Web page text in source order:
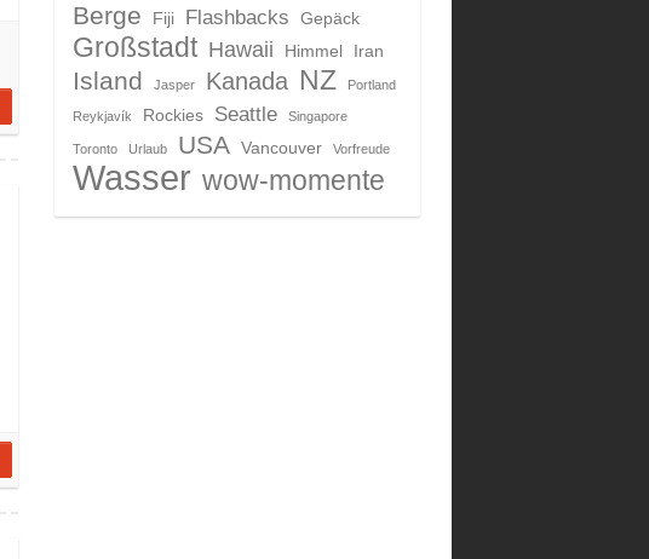
Berge Fiji Flashbacks Gepäck
Großstadt Hawaii Himmel Iran
Island Jasper Kanada NZ Portland
Reykjavík Rockies Seattle Singapore
Toronto Urlaub USA Vancouver Vorfreude
Wasser wow-momente